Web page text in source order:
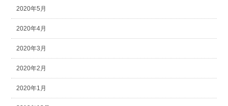
2020年5月
2020年4月
2020年3月
2020年2月
2020年1月